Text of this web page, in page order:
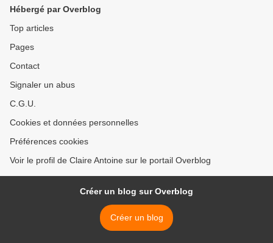
mes pinceaux '' de Jacques
Hébergé par Overblog
Top articles
Pages
Contact
Signaler un abus
C.G.U.
Cookies et données personnelles
Préférences cookies
Voir le profil de Claire Antoine sur le portail Overblog
Créer un blog sur Overblog
Créer un blog